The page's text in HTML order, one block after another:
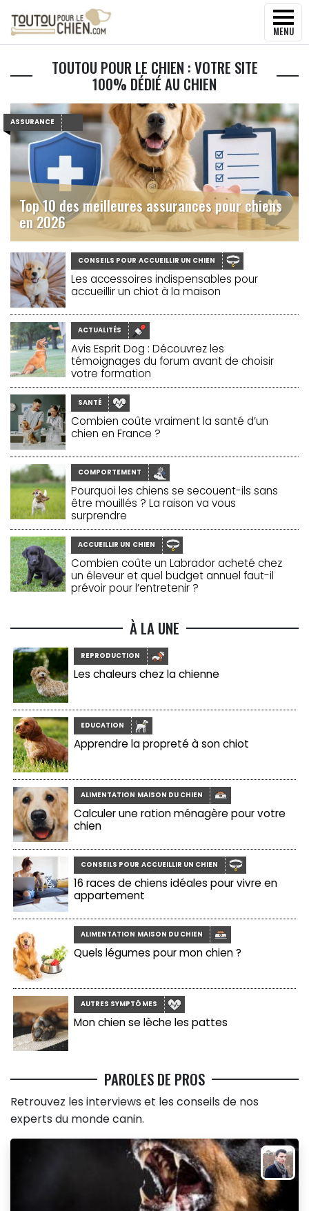
MENU
TOUTOU POUR LE CHIEN : VOTRE SITE
100% DÉDIÉ AU CHIEN
ASSURANCE
Top 10 des meilleures assurances pour chiens
en 2026
CONSEILS POUR ACCUEILLIR UN CHIEN
Les accessoires indispensables pour
accueillir un chiot à la maison
ACTUALITÉS
Avis Esprit Dog : Découvrez les
témoignages du forum avant de choisir
votre formation
SANTÉ
Combien coûte vraiment la santé d’un
chien en France ?
COMPORTEMENT
Pourquoi les chiens se secouent-ils sans
être mouillés ? La raison va vous
surprendre
ACCUEILLIR UN CHIEN
Combien coûte un Labrador acheté chez
un éleveur et quel budget annuel faut-il
prévoir pour l’entretenir ?
À LA UNE
REPRODUCTION
Les chaleurs chez la chienne
EDUCATION
Apprendre la propreté à son chiot
ALIMENTATION MAISON DU CHIEN
Calculer une ration ménagère pour votre
chien
CONSEILS POUR ACCUEILLIR UN CHIEN
16 races de chiens idéales pour vivre en
appartement
ALIMENTATION MAISON DU CHIEN
Quels légumes pour mon chien ?
AUTRES SYMPTÔMES
Mon chien se lèche les pattes
PAROLES DE PROS
Retrouvez les interviews et les conseils de nos
experts du monde canin.